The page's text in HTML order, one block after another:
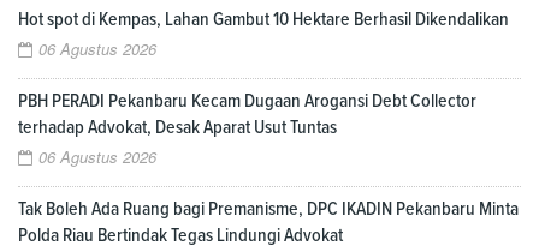
Hot spot di Kempas, Lahan Gambut 10 Hektare Berhasil Dikendalikan
06 Agustus 2026
PBH PERADI Pekanbaru Kecam Dugaan Arogansi Debt Collector
terhadap Advokat, Desak Aparat Usut Tuntas
06 Agustus 2026
Tak Boleh Ada Ruang bagi Premanisme, DPC IKADIN Pekanbaru Minta
Polda Riau Bertindak Tegas Lindungi Advokat